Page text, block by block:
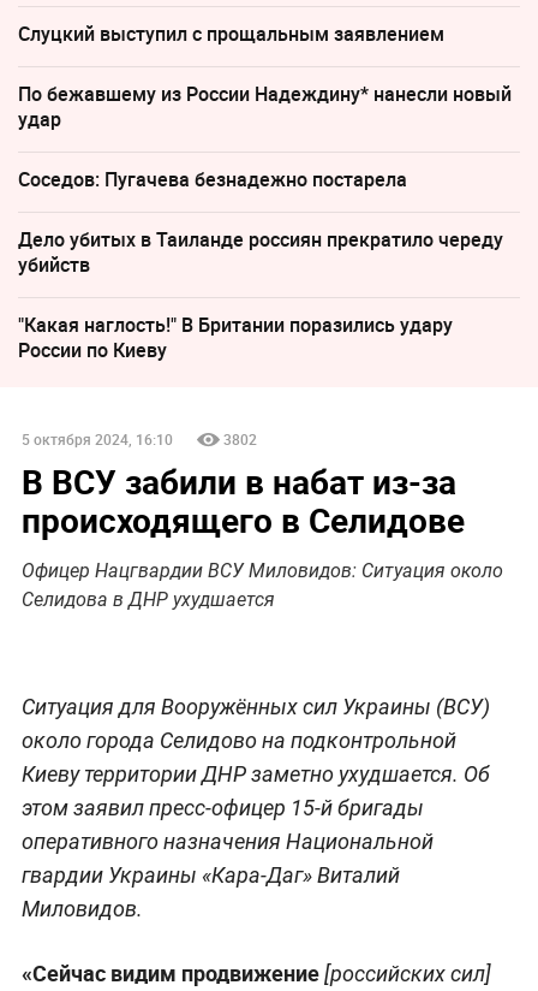
Слуцкий выступил с прощальным заявлением
По бежавшему из России Надеждину* нанесли новый
удар
Соседов: Пугачева безнадежно постарела
Дело убитых в Таиланде россиян прекратило череду
убийств
"Какая наглость!" В Британии поразились удару
России по Киеву
5 октября 2024, 16:10 3802
В ВСУ забили в набат из-за
происходящего в Селидове
Офицер Нацгвардии ВСУ Миловидов: Ситуация около
Селидова в ДНР ухудшается
Ситуация для Вооружённых сил Украины (ВСУ)
около города Селидово на подконтрольной
Киеву территории ДНР заметно ухудшается. Об
этом заявил пресс-офицер 15-й бригады
оперативного назначения Национальной
гвардии Украины «Кара-Даг» Виталий
Миловидов.
«Сейчас видим продвижение[российских сил]